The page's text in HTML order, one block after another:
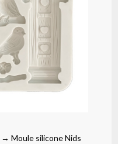
→ Moule silicone Nids